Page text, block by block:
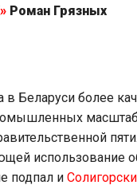
Роман Грязных
Беларуси более
использование
подпал и